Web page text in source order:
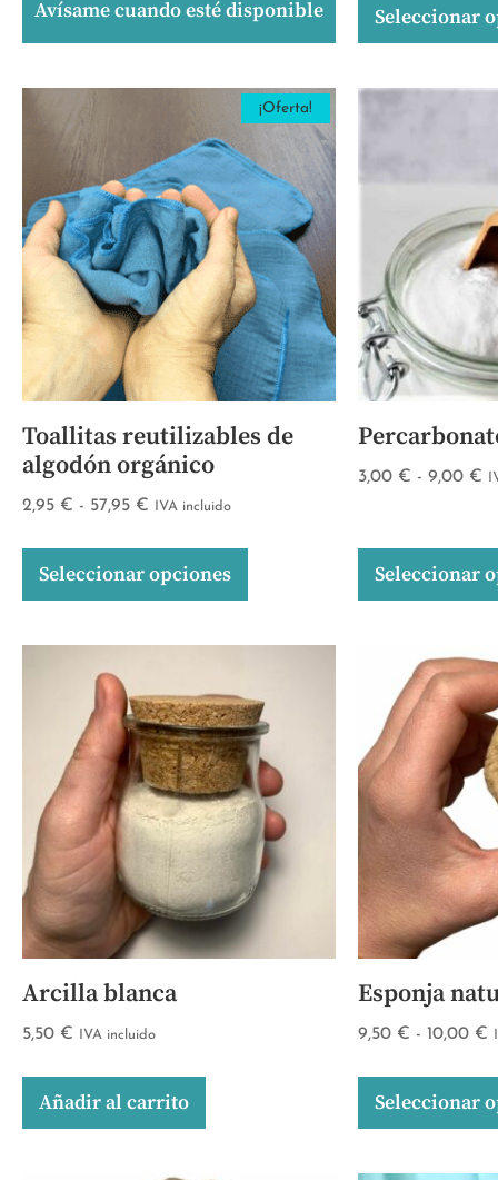
Avísame cuando esté disponible Seleccionar
¡Oferta!
Toallitas reutilizables de
algodón orgánico
2,95 € - 57,95 € IVA incluido
Seleccionar opciones
3,00 € - 9,00 €
Seleccionar
Arcilla blanca
5,50 € IVA incluido
Añadir al carrito
Esponja
9,50 € - 10,00 €
Seleccionar